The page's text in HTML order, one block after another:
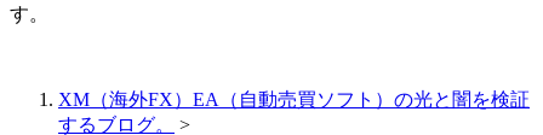
す。
XM（海外FX）EA（自動売買ソフト）の光と闇を検証
するブログ。
>